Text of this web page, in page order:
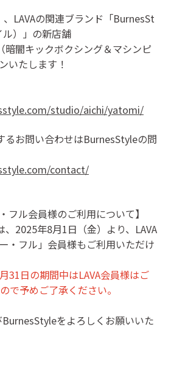
LAVAの関連ブランド「BurnesSt
）」の新店舗
暗闇キックボクシング＆マシンピ
いたします！
studio/aichi/yatomi/
お問い合わせはBurnesStyleの問
contact/
フル会員様のご利用について】
2025年8月1日（金）より、LAVA
・フル」会員様もご利用いただけ
31日の期間中はLAVA会員様はご
で予めご了承ください。
BurnesStyleをよろしくお願いいた